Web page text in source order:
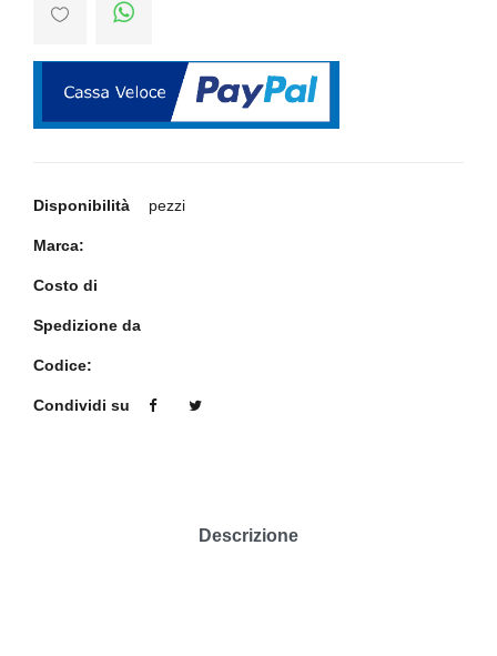
Disponibilità pezzi
Marca:
Costo di
Spedizione da
Codice:
Condividi su
Descrizione